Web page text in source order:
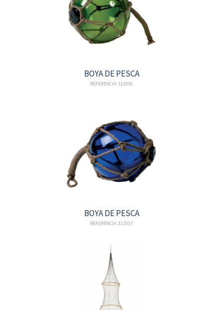
BOYA DE PESCA
REFERENCIA: 311036
BOYA DE PESCA
REFERENCIA: 311037